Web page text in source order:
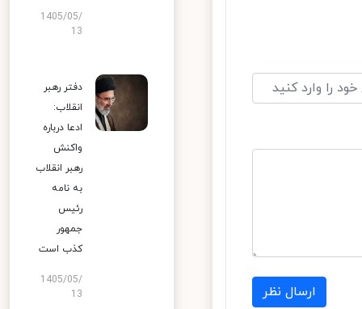
ارسال نظر
1405/05/
13
دفتر رهبر
انقلاب:
ادعا درباره
واکنش
رهبر انقلاب
به نامه
رئیس
جمهور
کذب است
1405/05/
13